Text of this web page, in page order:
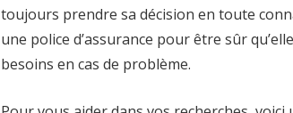
toujours prendre sa décision en toute
une police d’assurance pour être sûr
besoins en cas de problème.